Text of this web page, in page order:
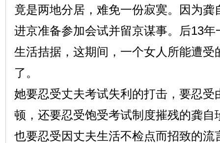
竟是两地分居，难免一份寂寞。因为龚
进京准备参加会试并留京谋事。后13
生活拮据，这期间，一个女人所能遭受
了。
她要忍受丈夫考试失利的打击，要忍受
顿，还要忍受饱受考试制度摧残的龚自
也要忍受因丈夫生活不检点而招致的